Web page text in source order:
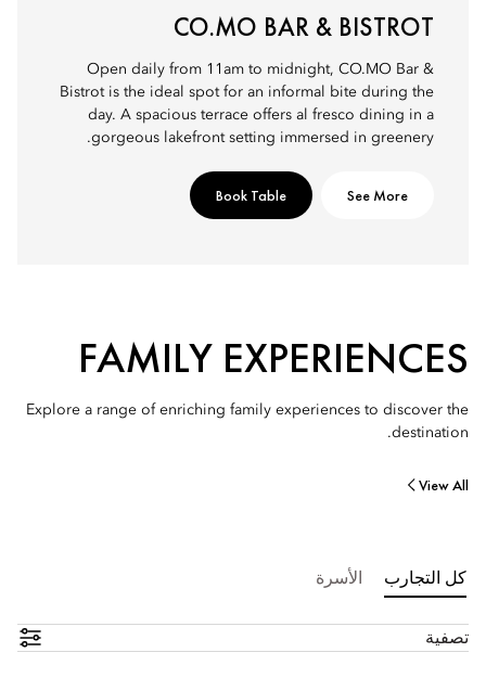
CO.MO BAR & BISTROT
Open daily from 11am to midnight, CO.MO Bar &
Bistrot is the ideal spot for an informal bite during the
day. A spacious terrace offers al fresco dining in a
gorgeous lakefront setting immersed in greenery.
See More
Book Table
FAMILY EXPERIENCES
Explore a range of enriching family experiences to discover the
destination.
View All
كل التجارب الأسرة
تصفية